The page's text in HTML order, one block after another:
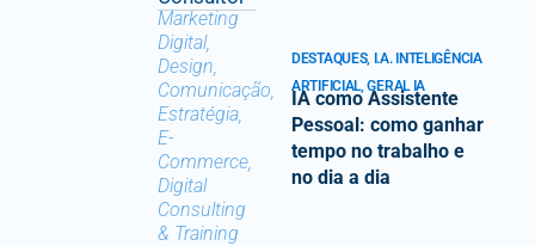
Marketing
Digital,
Design,
Comunicação,
Estratégia,
E-
Commerce,
Digital
Consulting
& Training
DESTAQUES, I.A. INTELIGÊNCIA
ARTIFICIAL,GERAL IA
IA como Assistente
Pessoal: como ganhar
tempo no trabalho e
no dia a dia